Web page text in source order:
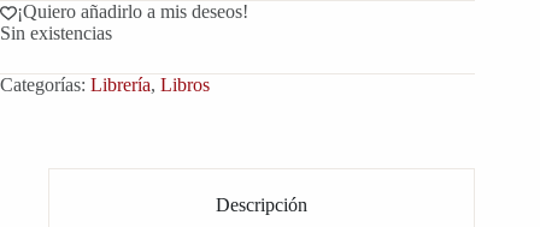
¡Quiero añadirlo a mis deseos!
Sin existencias
Categorías: Librería, Libros
Descripción